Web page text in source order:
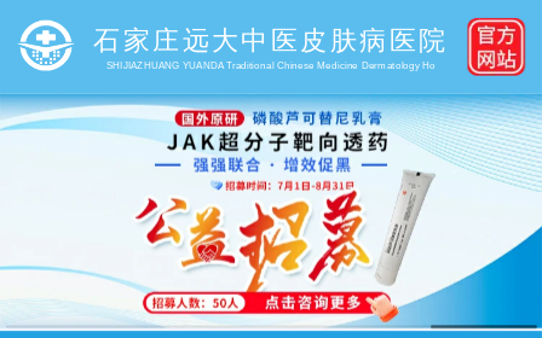
石家庄远大中医皮肤病医院
SHIJIAZHUANG YUANDA Traditional Chinese Medicine Dermatology Ho